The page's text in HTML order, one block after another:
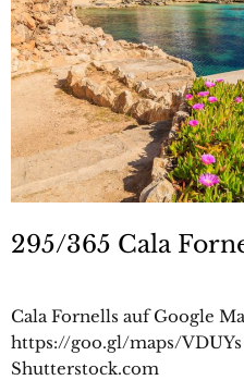
295/365 Cala
Cala Fornells auf Google
https://goo.gl/maps/
Shutterstock.com